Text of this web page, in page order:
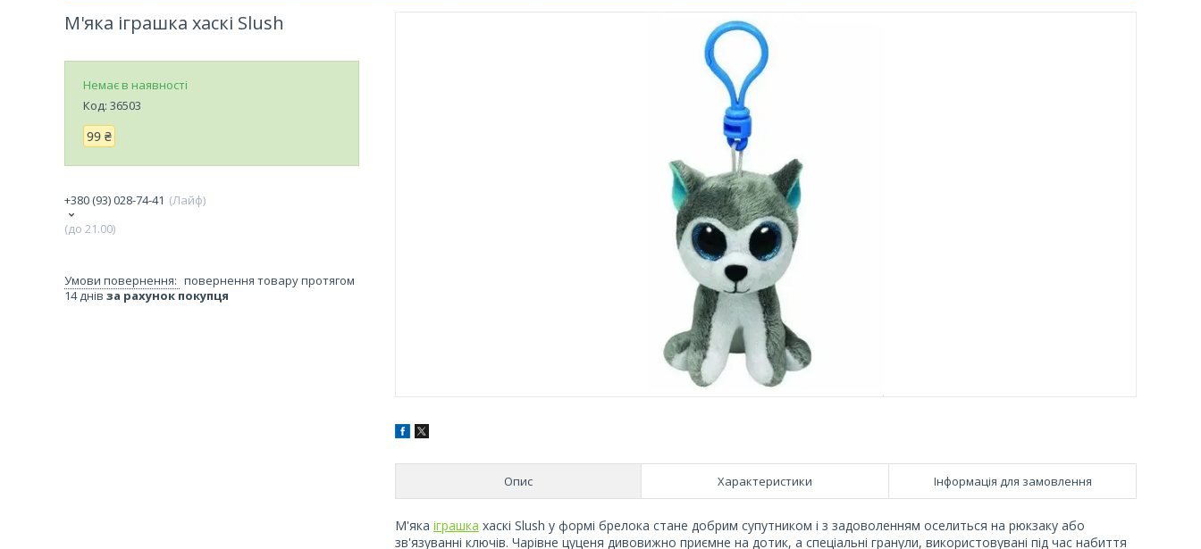
Опис Характеристики Інформація для замовлення
М'яка іграшка хаскі Slush у формі брелока стане добрим супутником і з задоволенням оселиться на рюкзаку або
зв'язуванні ключів. Чарівне цуценя дивовижно приємне на дотик, а спеціальні гранули, використовувані під час набиття
М'яка іграшка хаскі Slush
Немає в наявності
Код: 36503
99 ₴
+380 (93) 028-74-41
Лайф
(до 21.00)
повернення товару протягом
14 днів за рахунок покупця